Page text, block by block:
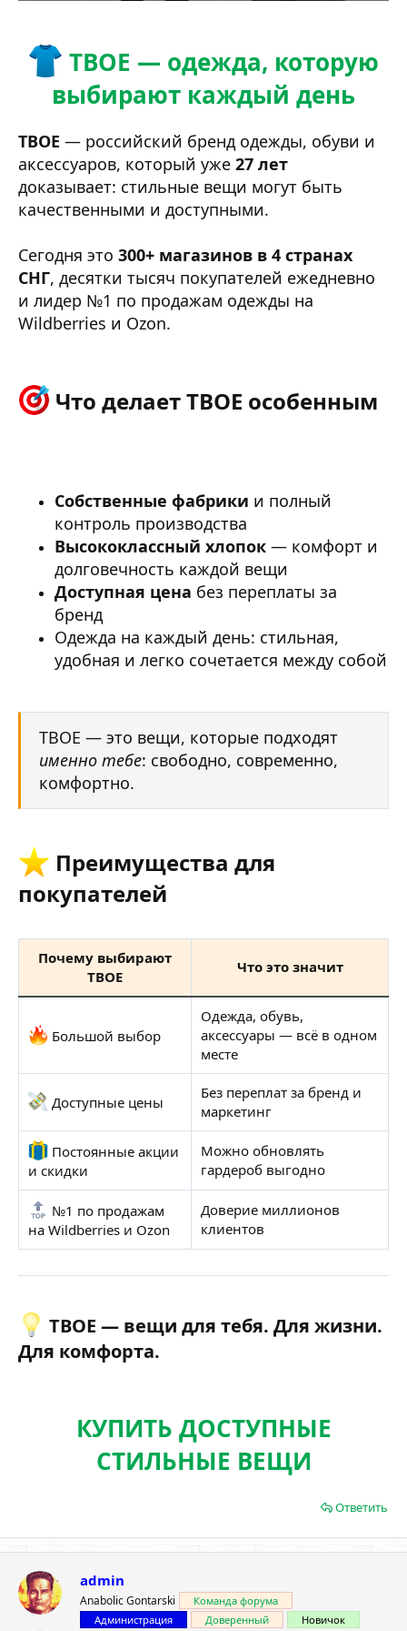
ТВОЕ — одежда, которую
выбирают каждый день
ТВОЕ — российский бренд одежды, обуви и
аксессуаров, который уже 27 лет
доказывает: стильные вещи могут быть
качественными и доступными.
Сегодня это 300+ магазинов в 4 странах
СНГ, десятки тысяч покупателей ежедневно
и лидер №1 по продажам одежды на
Wildberries и Ozon.
Что делает ТВОЕ особенным​
Собственные фабрики и полный
контроль производства
Высококлассный хлопок — комфорт и
долговечность каждой вещи
Доступная цена без переплаты за
бренд
Одежда на каждый день: стильная,
удобная и легко сочетается между собой
ТВОЕ — это вещи, которые подходят
именно тебе: свободно, современно,
комфортно.
Преимущества для
покупателей​
Почему выбирают
ТВОЕ
Что это значит
Большой выбор
Одежда, обувь,
аксессуары — всё в одном
месте
Доступные цены
Без переплат за бренд и
маркетинг
Постоянные акции
и скидки
Можно обновлять
гардероб выгодно
№1 по продажам
на Wildberries и Ozon
Доверие миллионов
клиентов
ТВОЕ — вещи для тебя. Для жизни.
Для комфорта.​
КУПИТЬ ДОСТУПНЫЕ
СТИЛЬНЫЕ ВЕЩИ
Ответить
admin
Anabolic Gontarski
Команда форума
Администрация
Доверенный Новичок